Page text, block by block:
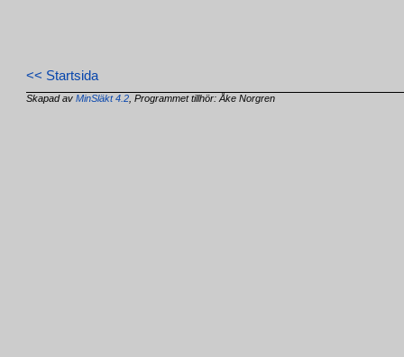
<< Startsida
Skapad avMinSläkt 4.2 , Programmet tillhör: Åke Norgren